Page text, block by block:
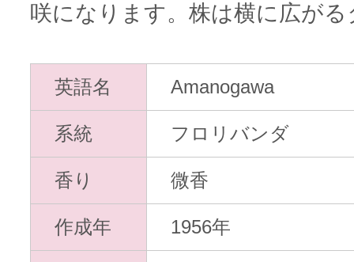
咲になります。株は横に広が
英語名 Amanogawa
系統 フロリバンダ
香り 微香
作成年 1956年